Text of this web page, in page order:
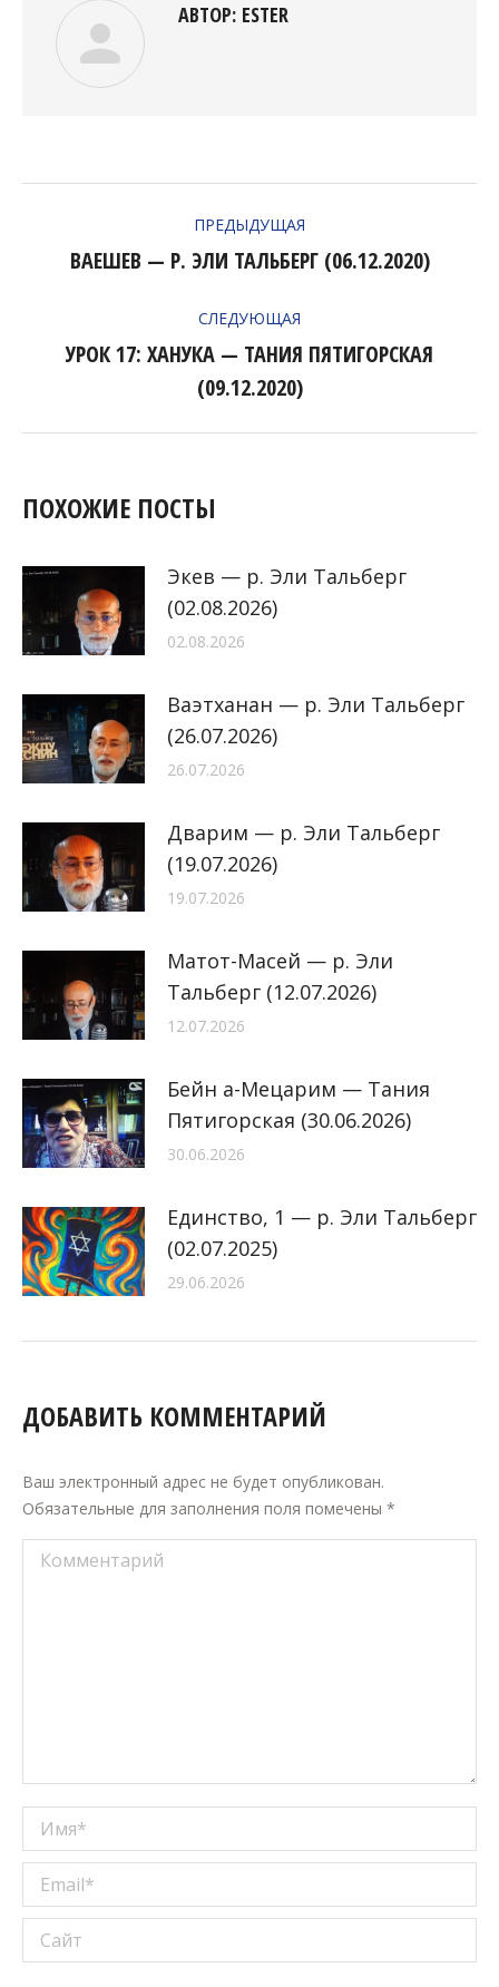
АВТОР: ESTER
ПРЕДЫДУЩАЯ
Предыдущая
ВАЕШЕВ — Р. ЭЛИ ТАЛЬБЕРГ (06.12.2020)
СЛЕДУЮЩАЯ
Следующая
запись:
УРОК 17: ХАНУКА — ТАНИЯ ПЯТИГОРСКАЯ
(09.12.2020)
ПОХОЖИЕ ПОСТЫ
Экев — р. Эли Тальберг
(02.08.2026)
02.08.2026
Ваэтханан — р. Эли Тальберг
(26.07.2026)
26.07.2026
Дварим — р. Эли Тальберг
(19.07.2026)
19.07.2026
Матот-Масей — р. Эли
Тальберг (12.07.2026)
12.07.2026
Бейн а-Мецарим — Тания
Пятигорская (30.06.2026)
30.06.2026
Единство, 1 — р. Эли Тальберг
(02.07.2025)
29.06.2026
ДОБАВИТЬ КОММЕНТАРИЙ
Ваш электронный адрес не будет опубликован.
Обязательные для заполнения поля помечены *
Комментарий
Имя *
Email *
Сайт